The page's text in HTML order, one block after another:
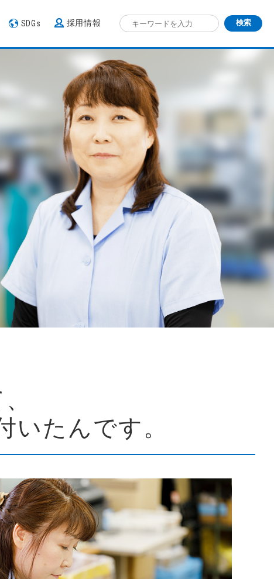
SDGs 採用情報
いたんです。